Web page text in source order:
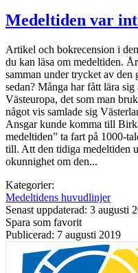
Medeltiden var
Artikel och bokrecension i
du kan läsa om medeltiden.
samman under trycket av
sedan? Många har fått lära
Västeuropa, det som man
något vis samlade sig
Ansgar kunde komma till
medeltiden” ta fart på 1000-
till. Att den tidiga medeltiden
okunnighet om den...
Kategorier:
Medeltidens huvudlinjer
Senast uppdaterad: 3 augusti
Spara som favorit
Publicerad: 7 augusti 2019